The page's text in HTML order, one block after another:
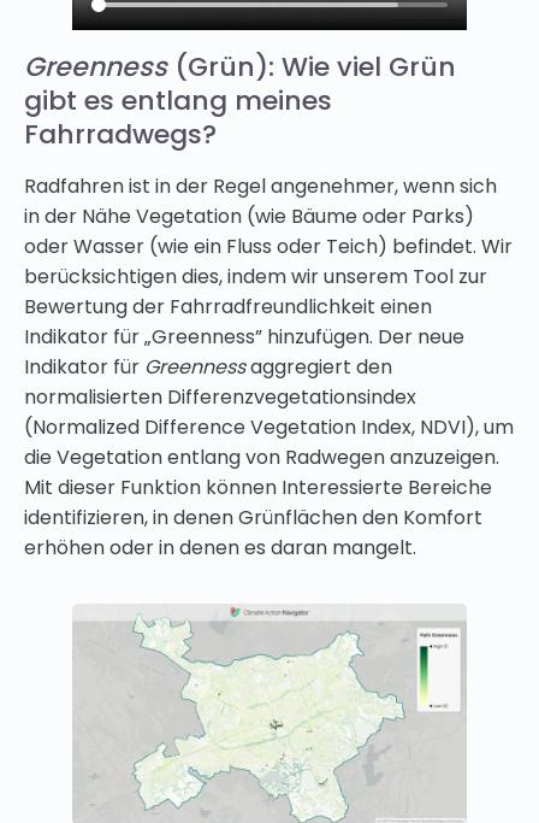
Greenness (Grün): Wie viel Grün
gibt es entlang meines
Fahrradwegs?
Radfahren ist in der Regel angenehmer, wenn sich
in der Nähe Vegetation (wie Bäume oder Parks)
oder Wasser (wie ein Fluss oder Teich) befindet. Wir
berücksichtigen dies, indem wir unserem Tool zur
Bewertung der Fahrradfreundlichkeit einen
Indikator für „Greenness” hinzufügen. Der neue
Indikator für Greennessaggregiert den
normalisierten Differenzvegetationsindex
(Normalized Difference Vegetation Index, NDVI), um
die Vegetation entlang von Radwegen anzuzeigen.
Mit dieser Funktion können Interessierte Bereiche
identifizieren, in denen Grünflächen den Komfort
erhöhen oder in denen es daran mangelt.